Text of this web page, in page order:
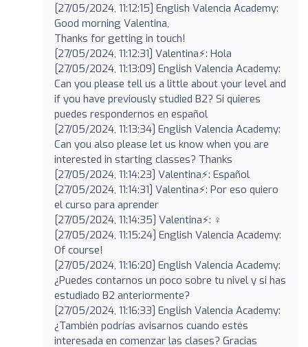
[27/05/2024, 11:12:15] English Valencia Academy:
Good morning Valentina,
Thanks for getting in touch!
[27/05/2024, 11:12:31] Valentina⚡️: Hola
[27/05/2024, 11:13:09] English Valencia Academy:
Can you please tell us a little about your level and
if you have previously studied B2? Si quieres
puedes respondernos en español
[27/05/2024, 11:13:34] English Valencia Academy:
Can you also please let us know when you are
interested in starting classes? Thanks
[27/05/2024, 11:14:23] Valentina⚡️: Español
[27/05/2024, 11:14:31] Valentina⚡️: Por eso quiero
el curso para aprender
[27/05/2024, 11:14:35] Valentina⚡️: ‍♀️
[27/05/2024, 11:15:24] English Valencia Academy:
Of course!
[27/05/2024, 11:16:20] English Valencia Academy:
¿Puedes contarnos un poco sobre tu nivel y si has
estudiado B2 anteriormente?
[27/05/2024, 11:16:33] English Valencia Academy:
¿También podrías avisarnos cuando estés
interesada en comenzar las clases? Gracias ‎